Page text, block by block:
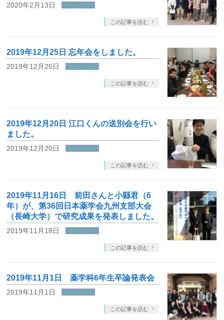
2020年2月13日 ギャラリー
この記事を読む
2019年12月25日 忘年会をしました。
2019年12月25日 ギャラリー
この記事を読む
2019年12月20日 江口くんの送別会を行い
ました。
2019年12月20日 ギャラリー
この記事を読む
2019年11月16日 前田さんと小縣君（6
年）が、第36回日本薬学会九州支部大会
（長崎大学）で研究成果を発表しました。
2019年11月18日 ギャラリー
この記事を読む
2019年11月1日 薬学科6年生卒論発表会
2019年11月1日 ギャラリー
この記事を読む